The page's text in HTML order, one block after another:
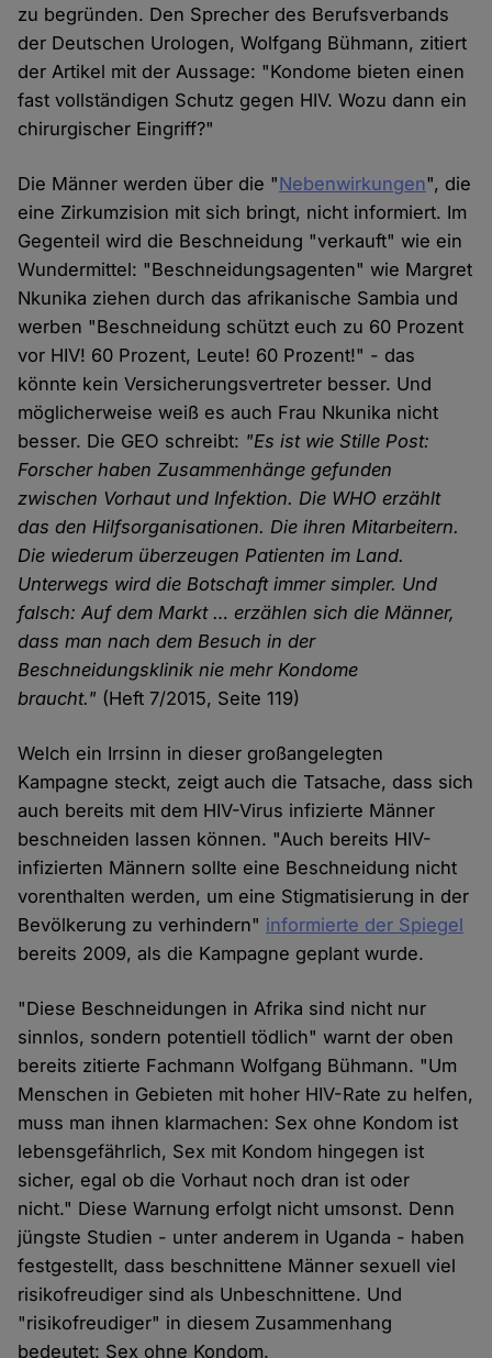
zu begründen. Den Sprecher des Berufsverbands
der Deutschen Urologen, Wolfgang Bühmann, zitiert
der Artikel mit der Aussage: "Kondome bieten einen
fast vollständigen Schutz gegen HIV. Wozu dann ein
chirurgischer Eingriff?"
Die Männer werden über die "Nebenwirkungen", die
eine Zirkumzision mit sich bringt, nicht informiert. Im
Gegenteil wird die Beschneidung "verkauft" wie ein
Wundermittel: "Beschneidungsagenten" wie Margret
Nkunika ziehen durch das afrikanische Sambia und
werben "Beschneidung schützt euch zu 60 Prozent
vor HIV! 60 Prozent, Leute! 60 Prozent!" - das
könnte kein Versicherungsvertreter besser. Und
möglicherweise weiß es auch Frau Nkunika nicht
besser. Die GEO schreibt: "Es ist wie Stille Post:
Forscher haben Zusammenhänge gefunden
zwischen Vorhaut und Infektion. Die WHO erzählt
das den Hilfsorganisationen. Die ihren Mitarbeitern.
Die wiederum überzeugen Patienten im Land.
Unterwegs wird die Botschaft immer simpler. Und
falsch: Auf dem Markt … erzählen sich die Männer,
dass man nach dem Besuch in der
Beschneidungsklinik nie mehr Kondome
braucht." (Heft 7/2015, Seite 119)
Welch ein Irrsinn in dieser großangelegten
Kampagne steckt, zeigt auch die Tatsache, dass sich
auch bereits mit dem HIV-Virus infizierte Männer
beschneiden lassen können. "Auch bereits HIV-
infizierten Männern sollte eine Beschneidung nicht
vorenthalten werden, um eine Stigmatisierung in der
Bevölkerung zu verhindern" informierte der Spiegel
bereits 2009, als die Kampagne geplant wurde.
"Diese Beschneidungen in Afrika sind nicht nur
sinnlos, sondern potentiell tödlich" warnt der oben
bereits zitierte Fachmann Wolfgang Bühmann. "Um
Menschen in Gebieten mit hoher HIV-Rate zu helfen,
muss man ihnen klarmachen: Sex ohne Kondom ist
lebensgefährlich, Sex mit Kondom hingegen ist
sicher, egal ob die Vorhaut noch dran ist oder
nicht." Diese Warnung erfolgt nicht umsonst. Denn
jüngste Studien - unter anderem in Uganda - haben
festgestellt, dass beschnittene Männer sexuell viel
risikofreudiger sind als Unbeschnittene. Und
"risikofreudiger" in diesem Zusammenhang
bedeutet: Sex ohne Kondom.